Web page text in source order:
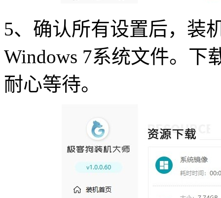
5、确认所有设置后，装
Windows 7系统文件。下
耐心等待。